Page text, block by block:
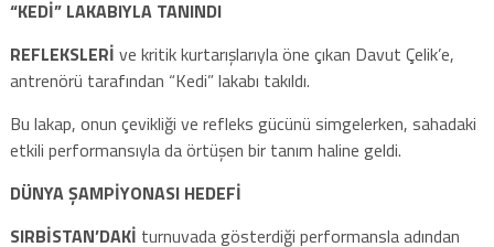
“KEDİ” LAKABIYLA TANINDI
REFLEKSLERİ ve kritik kurtarışlarıyla öne çıkan Davut Çelik’e,
antrenörü tarafından “Kedi” lakabı takıldı.
Bu lakap, onun çevikliği ve refleks gücünü simgelerken, sahadaki
etkili performansıyla da örtüşen bir tanım haline geldi.
DÜNYA ŞAMPİYONASI HEDEFİ
SIRBİSTAN’DAKİ turnuvada gösterdiği performansla adından